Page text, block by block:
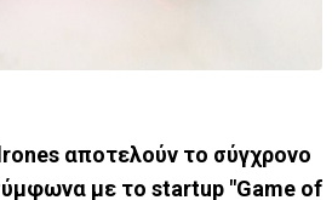
αποτελούν το σύγχρονο
με το startup "Game of